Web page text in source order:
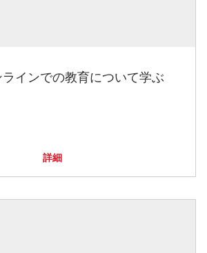
インでの教育について学ぶ
詳細